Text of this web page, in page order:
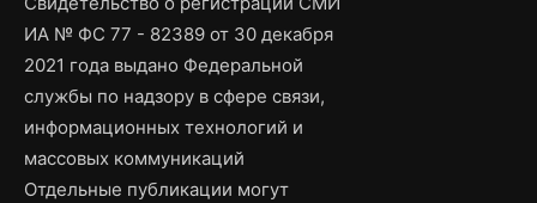
ИА № ФС 77 - 82389 от 30 декабря
2021 года выдано Федеральной
службы по надзору в сфере связи,
информационных технологий и
массовых коммуникаций
Отдельные публикации могут